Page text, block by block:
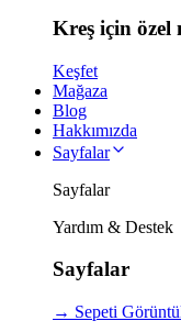
Kreş için özel
Keşfet
Mağaza
Blog
Hakkımızda
Sayfalar
Sayfalar
Yardım & Destek
Sayfalar
→ Sepeti